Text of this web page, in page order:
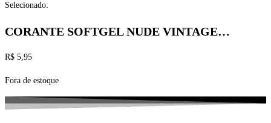
Selecionado:
CORANTE SOFTGEL NUDE VINTAGE…
R$ 5,95
Fora de estoque